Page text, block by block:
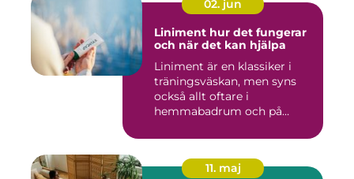
02. jun
Liniment hur det fungerar
och när det kan hjälpa
Liniment är en klassiker i
träningsväskan, men syns
också allt oftare i
hemmabadrum och på
11. maj